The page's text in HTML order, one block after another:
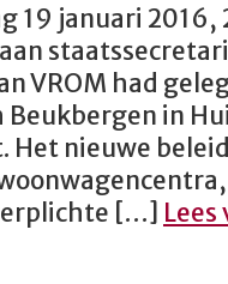
19 januari 2016,
VROM had
in
Het nieuwe
[…]